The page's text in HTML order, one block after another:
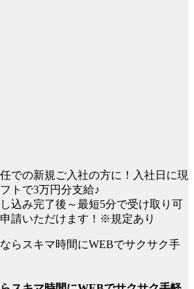
での新規ご入社の方に！入社日に現
トで3万円分支給♪
込み完了後～最短5分で受け取り可
請いただけます！※規定あり